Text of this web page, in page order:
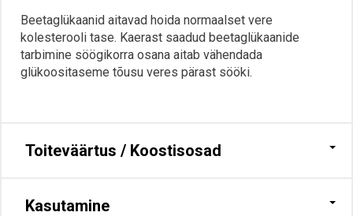
Beetaglükaanid aitavad hoida normaalset vere
kolesterooli tase. Kaerast saadud beetaglükaanide
tarbimine söögikorra osana aitab vähendada
glükoositaseme tõusu veres pärast sööki.
Toiteväärtus / Koostisosad
Kasutamine